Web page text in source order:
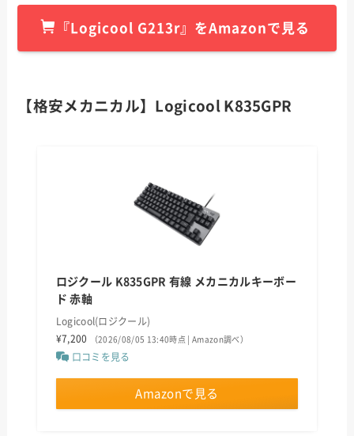
『 Logicool G213r』をAmazonで見る
【格安メカニカル】Logicool K835GPR
ロジクール K835GPR 有線 メカニカルキーボー
ド 赤軸
Logicool(ロジクール)
¥7,200
（2026/08/05 13:40時点 | Amazon調べ）
口コミを見る
Amazonで見る